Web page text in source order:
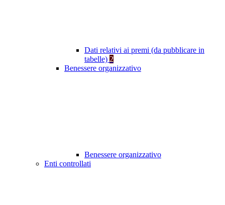
Dati relativi ai premi (da pubblicare in
tabelle) 2
Benessere organizzativo
Benessere organizzativo
Enti controllati